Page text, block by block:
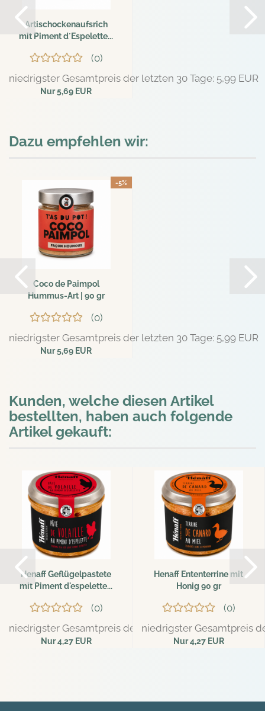
Artischockenaufsrich
mit Piment d´Espelette...
0
niedrigster Gesamtpreis der letzten 30 Tage: 5,99 EUR
Nur 5,69 EUR
Dazu empfehlen wir:
-5%
Coco de Paimpol
Hummus-Art | 90 gr
0
niedrigster Gesamtpreis der letzten 30 Tage: 5,99 EUR
Nur 5,69 EUR
Kunden, welche diesen Artikel
bestellten, haben auch folgende
Artikel gekauft:
Henaff Geflügelpastete
mit Piment d'espelette...
0
niedrigster Gesamtpreis der letzten 30 Tage: 4,49 EUR
Nur 4,27 EUR
Henaff Ententerrine mit
Honig 90 gr
0
niedrigster Gesamtpreis
Nur 4,27 EUR